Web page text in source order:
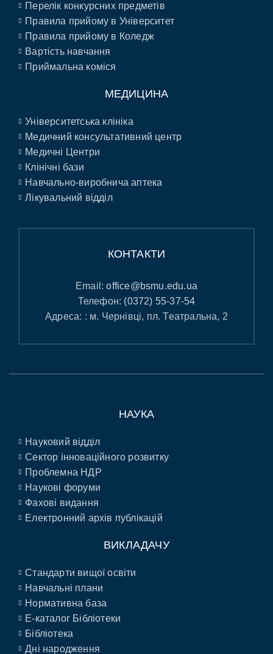
Перелік конкурсних предметів
Правила прийому в Університет
Правила прийому в Коледж
Вартість навчання
Приймальна коміся
МЕДИЦИНА
Університетська клініка
Медичний консультативний центр
Медичні Центри
Клінічні бази
Навчально-виробнича аптека
Лікувальний відділ
КОНТАКТИ
Email:office@bsmu.edu.ua
Телефон: (0372) 55-37-54
Адреса: : м. Чернівці, пл. Театральна, 2
НАУКА
Науковий відділ
Сектор інноваційного розвитку
Проблемна НДР
Наукові форуми
Фахові видання
Електронний архів публікацій
ВИКЛАДАЧУ
Стандарти вищої освіти
Навчальні плани
Нормативна база
E-каталог Бібліотеки
Бібліотека
Дні народження